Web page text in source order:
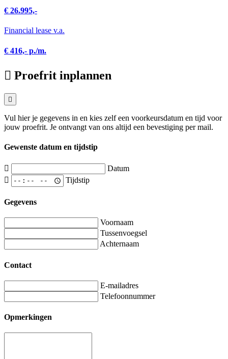
€ 26.995,-
Financial lease v.a.
€ 416,- p./m.
Proefrit inplannen
Vul hier je gegevens in en kies zelf een voorkeursdatum en tijd voor
jouw proefrit. Je ontvangt van ons altijd een bevestiging per mail.
Gewenste datum en tijdstip
Datum
Tijdstip
Gegevens
Voornaam
Tussenvoegsel
Achternaam
Contact
E-mailadres
Telefoonnummer
Opmerkingen